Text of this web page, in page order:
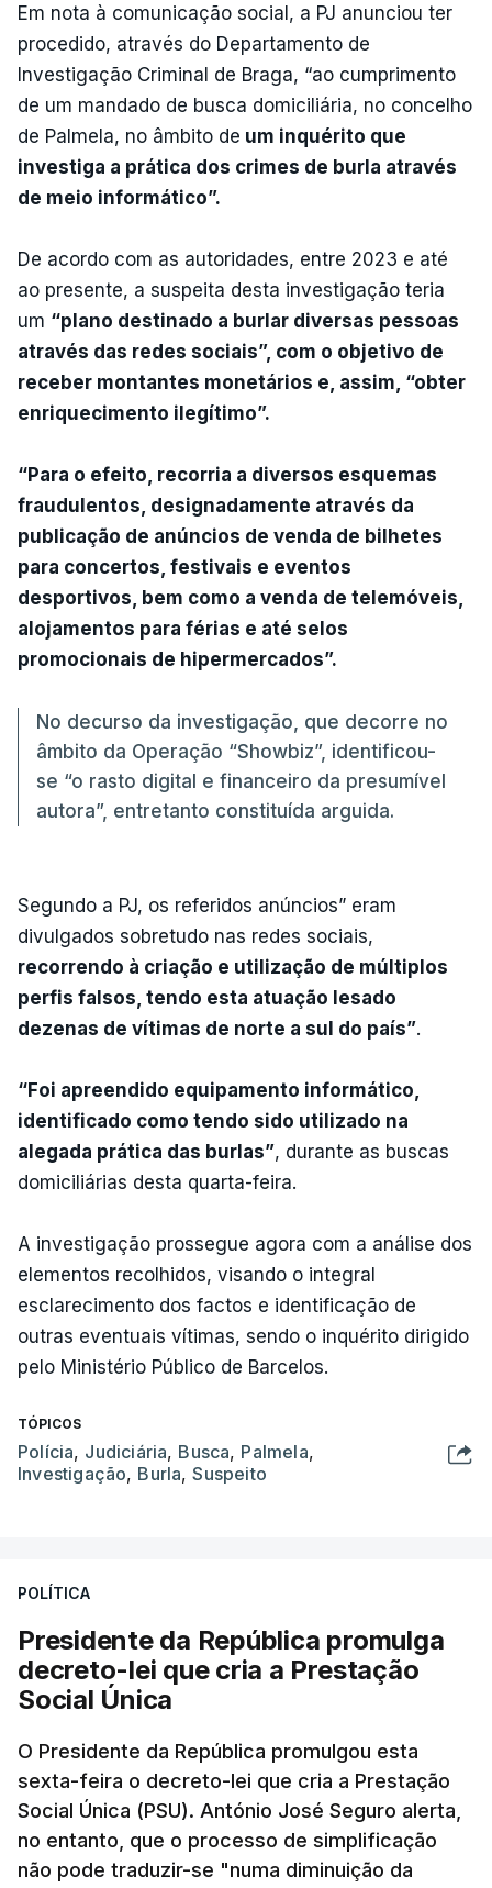
Em nota à comunicação social, a PJ anunciou ter
procedido, através do Departamento de
Investigação Criminal de Braga, “ao cumprimento
de um mandado de busca domiciliária, no concelho
de Palmela, no âmbito de um inquérito que
investiga a prática dos crimes de burla através
de meio informático”.
De acordo com as autoridades, entre 2023 e até
ao presente, a suspeita desta investigação teria
um “plano destinado a burlar diversas pessoas
através das redes sociais”, com o objetivo de
receber montantes monetários e, assim, “obter
enriquecimento ilegítimo”.
“Para o efeito, recorria a diversos esquemas
fraudulentos, designadamente através da
publicação de anúncios de venda de bilhetes
para concertos, festivais e eventos
desportivos, bem como a venda de telemóveis,
alojamentos para férias e até selos
promocionais de hipermercados”.
No decurso da investigação, que decorre no
âmbito da Operação “Showbiz”, identificou-
se “o rasto digital e financeiro da presumível
autora”, entretanto constituída arguida.
Segundo a PJ, os referidos anúncios” eram
divulgados sobretudo nas redes sociais,
recorrendo à criação e utilização de múltiplos
perfis falsos, tendo esta atuação lesado
dezenas de vítimas de norte a sul do país”.
“Foi apreendido equipamento informático,
identificado como tendo sido utilizado na
alegada prática das burlas”, durante as buscas
domiciliárias desta quarta-feira.
A investigação prossegue agora com a análise dos
elementos recolhidos, visando o integral
esclarecimento dos factos e identificação de
outras eventuais vítimas, sendo o inquérito dirigido
pelo Ministério Público de Barcelos.
TÓPICOS
Polícia, Judiciária, Busca, Palmela,
Investigação, Burla,Suspeito
POLÍTICA
Presidente da República promulga
decreto-lei que cria a Prestação
Social Única
O Presidente da República promulgou esta
sexta-feira o decreto-lei que cria a Prestação
Social Única (PSU). António José Seguro alerta,
no entanto, que o processo de simplificação
não pode traduzir-se "numa diminuição da